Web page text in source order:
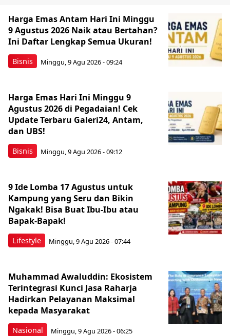
Bisnis
Harga Emas Antam Hari Ini Minggu
9 Agustus 2026 Naik atau Bertahan?
Ini Daftar Lengkap Semua Ukuran!
Minggu, 9 Agu 2026 - 09:24
Bisnis
Harga Emas Hari Ini Minggu 9
Agustus 2026 di Pegadaian! Cek
Update Terbaru Galeri24, Antam,
dan UBS!
Minggu, 9 Agu 2026 - 09:12
Lifestyle
9 Ide Lomba 17 Agustus untuk
Kampung yang Seru dan Bikin
Ngakak! Bisa Buat Ibu-Ibu atau
Bapak-Bapak!
Minggu, 9 Agu 2026 - 07:44
Nasional
Muhammad Awaluddin: Ekosistem
Terintegrasi Kunci Jasa Raharja
Hadirkan Pelayanan Maksimal
kepada Masyarakat
Minggu, 9 Agu 2026 - 06:25